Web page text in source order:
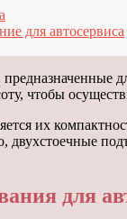
для автосервиса
чтобы
их
для